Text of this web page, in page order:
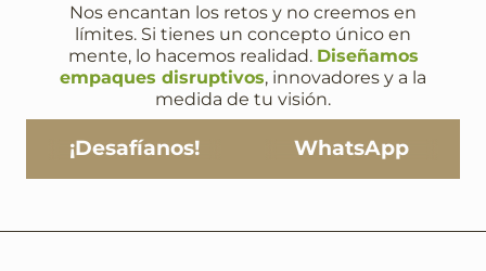
Nos encantan los retos y no creemos en
límites. Si tienes un concepto único en
mente, lo hacemos realidad. Diseñamos
empaques disruptivos, innovadores y a la
medida de tu visión.
¡Desafíanos! WhatsApp